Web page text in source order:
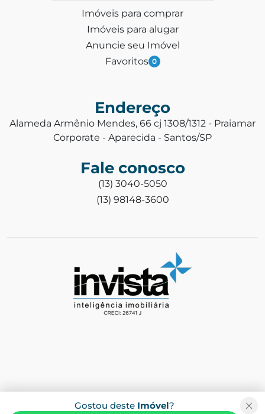
Gostou deste Imóvel?
Imóveis para comprar
Imóveis para alugar
Anuncie seu Imóvel
Favoritos 0
Endereço
Alameda Armênio Mendes, 66 cj 1308/1312 - Praiamar
Corporate - Aparecida - Santos/SP
Fale conosco
(13) 3040-5050
(13) 98148-3600